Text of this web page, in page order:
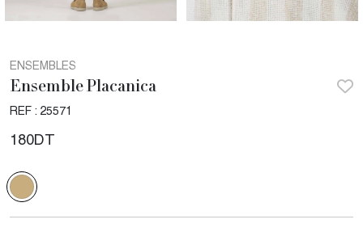
ENSEMBLES
Ensemble Placanica
REF : 25571
180DT